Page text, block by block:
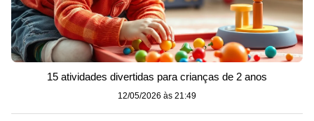
15 atividades divertidas para crianças de 2 anos
12/05/2026 às 21:49